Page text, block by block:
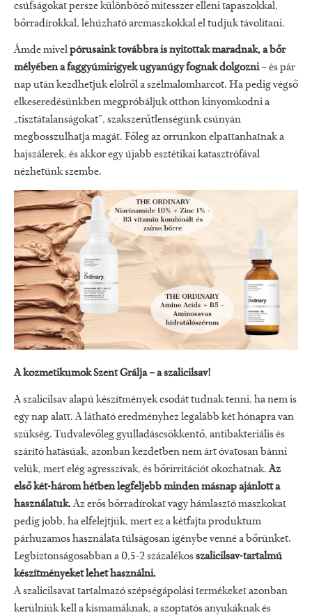
csúfságokat persze különböző mitesszer elleni tapaszokkal,
bőrradírokkal, lehúzható arcmaszkokkal el tudjuk távolítani.
Ámde mivelpórusaink továbbra is nyitottak maradnak, a bőr
mélyében a faggyúmirigyek ugyanúgy fognak dolgozni– és pár
nap után kezdhetjük elölről a szélmalomharcot. Ha pedig végső
elkeseredésünkben megpróbáljuk otthon kinyomkodni a
„tisztátalanságokat”, szakszerűtlenségünk csúnyán
megbosszulhatja magát. Főleg az orrunkon elpattanhatnak a
hajszálerek, és akkor egy újabb esztétikai katasztrófával
nézhetünk szembe.
A kozmetikumok Szent Grálja – a szalicilsav!
A szalicilsav alapú készítmények csodát tudnak tenni, ha nem is
egy nap alatt. A látható eredményhez legalább két hónapra van
szükség. Tudvalevőleg gyulladáscsökkentő, antibakteriális és
szárító hatásúak, azonban kezdetben nem árt óvatosan bánni
velük, mert elég agresszívak, és bőrirritációt okozhatnak.Az
első két-három hétben legfeljebb minden másnap ajánlott a
használatuk.Az erős bőrradírokat vagy hámlasztó maszkokat
pedig jobb, ha elfelejtjük, mert ez a kétfajta produktum
párhuzamos használata túlságosan igénybe venné a bőrünket.
Legbiztonságosabban a 0,5-2 százalékosszalicilsav-tartalmú
készítményeket lehet használni.
A szalicilsavat tartalmazó szépségápolási termékeket azonban
kerülniük kell a kismamáknak, a szoptatós anyukáknak és